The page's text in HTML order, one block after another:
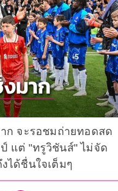
ก จะรอชมถ่ายทอดสด
แต่ "ทรูวิชันส์" ไม่จัด
ได้ชื่นใจเต็มๆ